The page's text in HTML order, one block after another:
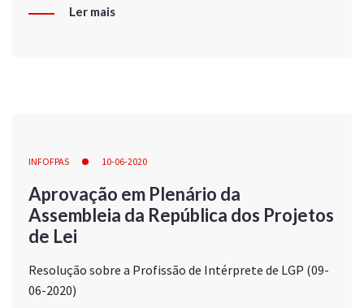
Ler mais
INFOFPAS 10-06-2020
Aprovação em Plenário da
Assembleia da República dos Projetos
de Lei
Resolução sobre a Profissão de Intérprete de LGP (09-
06-2020)